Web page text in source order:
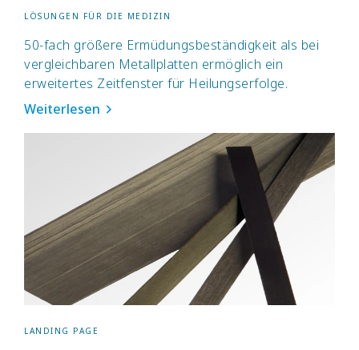
LÖSUNGEN FÜR DIE MEDIZIN
50-fach größere Ermüdungsbeständigkeit als bei
vergleichbaren Metallplatten ermöglich ein
erweitertes Zeitfenster für Heilungserfolge.
Weiterlesen
LANDING PAGE